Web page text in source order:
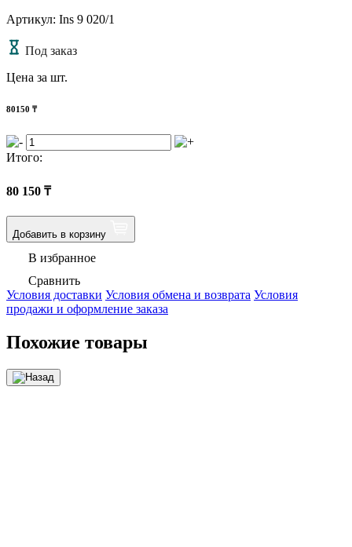
Артикул: Ins 9 020/1
Под заказ
Цена за шт.
80150 ₸
Итого:
80 150 ₸
Добавить в корзину
В избранное
Сравнить
Условия доставки Условия обмена и возврата Условия
продажи и оформление заказа
Похожие товары